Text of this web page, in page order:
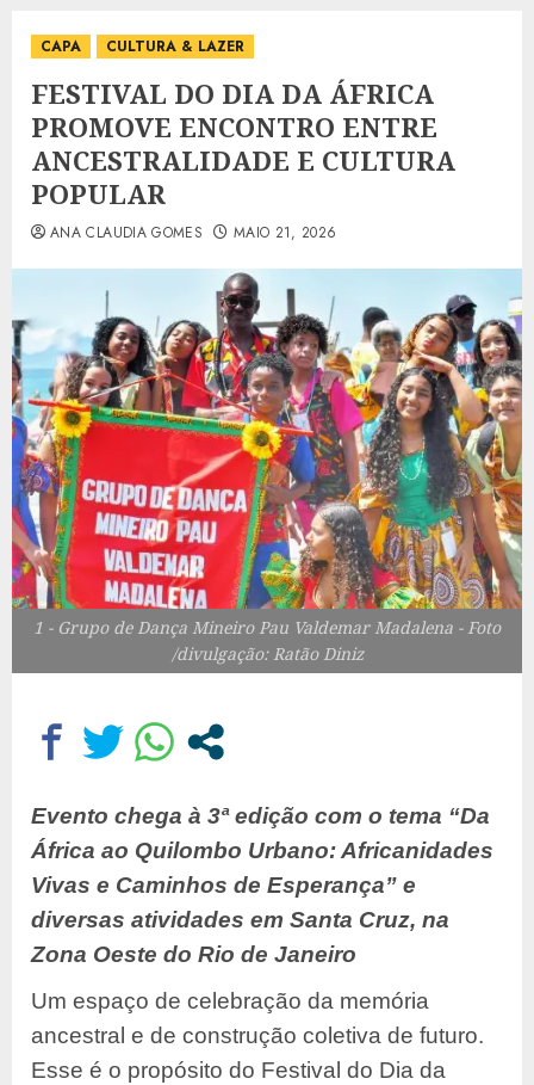
CAPA CULTURA & LAZER
FESTIVAL DO DIA DA ÁFRICA
PROMOVE ENCONTRO ENTRE
ANCESTRALIDADE E CULTURA
POPULAR
ANA CLAUDIA GOMES MAIO 21, 2026
1 - Grupo de Dança Mineiro Pau Valdemar Madalena - Foto
/divulgação: Ratão Diniz
Evento chega à 3ª edição com o tema “Da
África ao Quilombo Urbano: Africanidades
Vivas e Caminhos de Esperança” e
diversas atividades em Santa Cruz, na
Zona Oeste do Rio de Janeiro
Um espaço de celebração da memória
ancestral e de construção coletiva de futuro.
Esse é o propósito do Festival do Dia da